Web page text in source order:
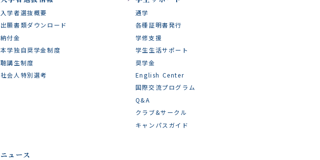
入学者選抜概要
出願書類ダウンロード
納付金
本学独自奨学金制度
聴講生制度
社会人特別選考
通学
各種証明書発行
学修支援
学生生活サポート
奨学金
English Center
国際交流プログラム
Q&A
クラブ&サークル
キャンパスガイド
ニュース